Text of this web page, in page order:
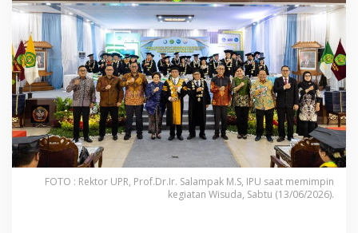
FOTO : Rektor UPR, Prof.Dr.Ir. Salampak M.S, IPU saat memimpin
kegiatan Wisuda, Sabtu (13/06/2026).